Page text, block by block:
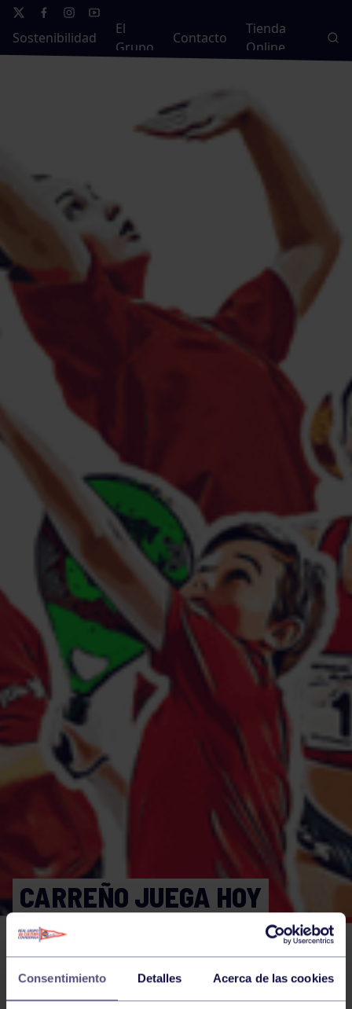
Consentimiento Detalles Acerca de las cookies
Sostenibilidad
El
Grupo
Contacto
Tienda
Online
CARREÑO JUEGA HOY
CONTRA BUBLIK EN
SEGUNDA RONDA DEL US
OPEN